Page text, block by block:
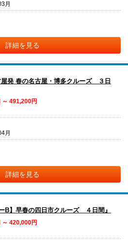
月
詳細を見る
屋発 春の名古屋・博多クルーズ ３日
491,200円
月
詳細を見る
B】早春の四日市クルーズ ４日間』
420,000円